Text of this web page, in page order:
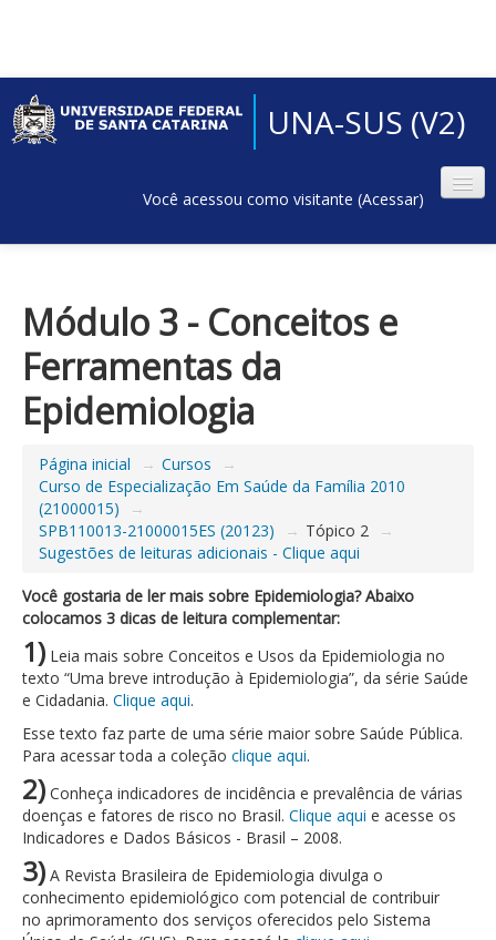
UNA-SUS (V2)
Você acessou como visitante (Acessar)
Módulo 3 - Conceitos e
Ferramentas da
Epidemiologia
Página inicial → Cursos
→
Curso de Especialização Em Saúde da Família 2010
(21000015)
→
SPB110013-21000015ES (20123)
→ Tópico 2
→
Sugestões de leituras adicionais - Clique aqui
Você gostaria de ler mais sobre Epidemiologia? Abaixo
colocamos 3 dicas de leitura complementar:
1) Leia mais sobre Conceitos e Usos da Epidemiologia no
texto “Uma breve introdução à Epidemiologia”, da série Saúde
e Cidadania. Clique aqui.
Esse texto faz parte de uma série maior sobre Saúde Pública.
Para acessar toda a coleção clique aqui.
2) Conheça indicadores de incidência e prevalência de várias
doenças e fatores de risco no Brasil. Clique aqui e acesse os
Indicadores e Dados Básicos - Brasil – 2008.
3) A Revista Brasileira de Epidemiologia divulga o
conhecimento epidemiológico com potencial de contribuir
no aprimoramento dos serviços oferecidos pelo Sistema